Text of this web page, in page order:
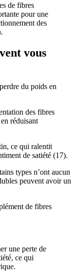
de fibres
pour une
des
vous
du poids en
des fibres
réduisant
ce qui ralentit
de satiété (17).
types n’ont aucun
peuvent avoir un
de fibres
une perte de
ce qui